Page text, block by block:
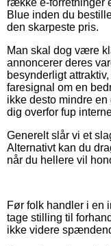
Blue inden du
den skarpeste pris.
Man skal dog være
annoncerer deres
besynderligt
faresignal om en
ikke desto mindre
dig overfor fup
Generelt slår vi et
Alternativt kan du
når du hellere vil
Før folk handler i en
tage stilling til
ikke videre